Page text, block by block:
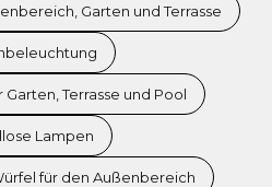
Garten und Terrasse
Terrasse und Pool
Lampen
für den Außenbereich